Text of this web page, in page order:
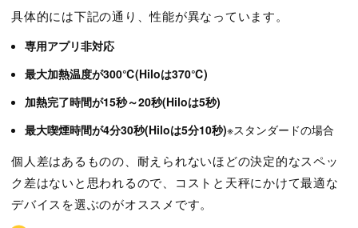
具体的には下記の通り、性能が異なっています。
専用アプリ非対応
最大加熱温度が300℃(Hiloは370℃)
加熱完了時間が15秒～20秒(Hiloは5秒)
最大喫煙時間が4分30秒(Hiloは5分10秒)※スタンダードの場合
個人差はあるものの、耐えられないほどの決定的なスペッ
ク差はないと思われるので、コストと天秤にかけて最適な
デバイスを選ぶのがオススメです。